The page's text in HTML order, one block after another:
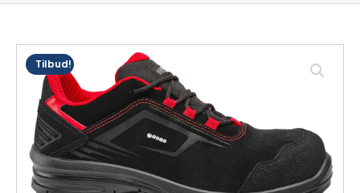
Tilbud!